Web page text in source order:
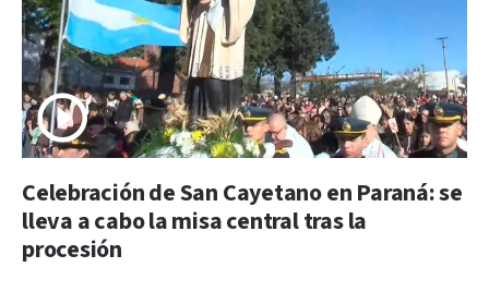
Celebración de San Cayetano en Paraná: se
lleva a cabo la misa central tras la
procesión